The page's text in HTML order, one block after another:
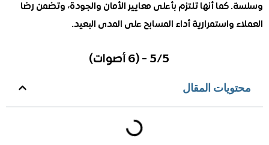
أنها تلتزم بأعلى معايير الأمان والجودة، وتضمن رضا
واستمرارية أداء المسابح على المدى البعيد.
المقال